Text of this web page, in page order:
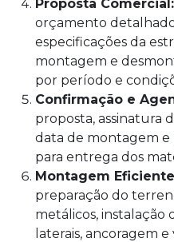
Proposta Comercial:
orçamento
especificações da
montagem e
por período e
Confirmação e
proposta, assinatura
data de montagem
para entrega dos
Montagem
preparação do
metálicos, instalação
laterais, ancoragem